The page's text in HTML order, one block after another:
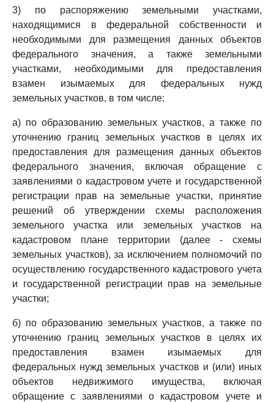
3) по распоряжению земельными участками,
находящимися в федеральной собственности и
необходимыми для размещения данных объектов
федерального значения, а также земельными
участками, необходимыми для предоставления
взамен изымаемых для федеральных нужд
земельных участков, в том числе:
а) по образованию земельных участков, а также по
уточнению границ земельных участков в целях их
предоставления для размещения данных объектов
федерального значения, включая обращение с
заявлениями о кадастровом учете и государственной
регистрации прав на земельные участки, принятие
решений об утверждении схемы расположения
земельного участка или земельных участков на
кадастровом плане территории (далее - схемы
земельных участков), за исключением полномочий по
осуществлению государственного кадастрового учета
и государственной регистрации прав на земельные
участки;
б) по образованию земельных участков, а также по
уточнению границ земельных участков в целях их
предоставления взамен изымаемых для
федеральных нужд земельных участков и (или) иных
объектов недвижимого имущества, включая
обращение с заявлениями о кадастровом учете и